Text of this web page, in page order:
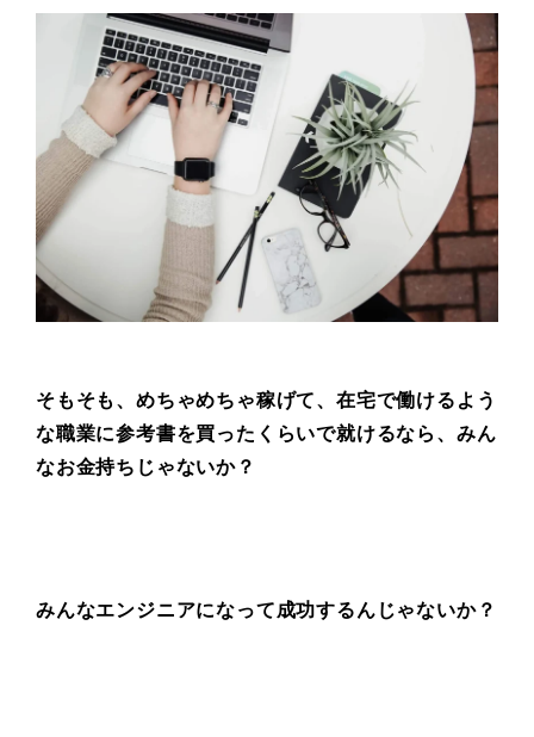
そもそも、めちゃめちゃ稼げて、在宅で働けるよう
な職業に参考書を買ったくらいで就けるなら、 みん
なお金持ちじゃないか？
みんなエンジニアになって成功するんじゃないか？